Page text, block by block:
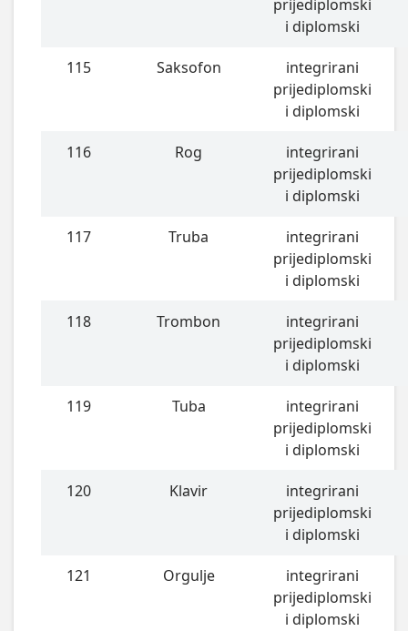
prijediplomski
i diplomski
115 Saksofon
integrirani
prijediplomski
i diplomski
116 Rog
integrirani
prijediplomski
i diplomski
117 Truba
integrirani
prijediplomski
i diplomski
118 Trombon
integrirani
prijediplomski
i diplomski
119 Tuba
integrirani
prijediplomski
i diplomski
120 Klavir
integrirani
prijediplomski
i diplomski
121 Orgulje
integrirani
prijediplomski
i diplomski